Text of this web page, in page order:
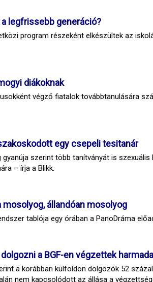
legfrissebb generáció?
program részeként elkészültek az
diákoknak
végző fiatalok továbbtanulására
egy csepeli tesitanár
gyanúja szerint több tanítványát is
– írja a Blikk.
állandóan mosolyog
tablója egy órában a PanoDráma
a BGF-en végzettek harmada
a korábban külföldön dolgozók 52
nem kapcsolódott az állása a